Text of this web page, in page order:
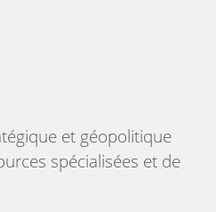
et géopolitique
spécialisées et de